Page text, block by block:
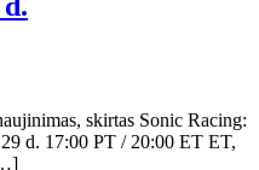
skirtas Sonic Racing:
d. 17:00 PT / 20:00 ET ET,